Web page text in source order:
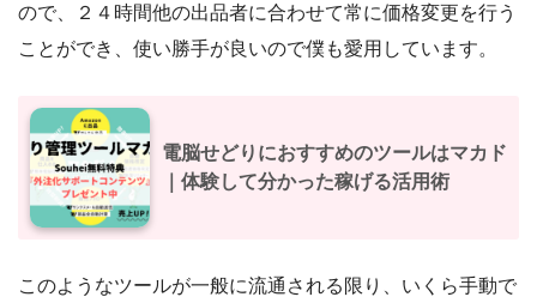
ので、２４時間他の出品者に合わせて常に価格変更を行う
ことができ、使い勝手が良いので僕も愛用しています。
電脳せどりにおすすめのツールはマカド
｜体験して分かった稼げる活用術
このようなツールが一般に流通される限り、いくら手動で